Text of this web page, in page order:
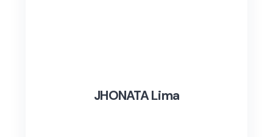
JHONATA Lima